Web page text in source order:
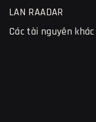
LAN RAADAR
Các tài nguyên khác